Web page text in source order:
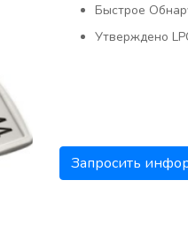
Быстрое
Утверждено
Запросить